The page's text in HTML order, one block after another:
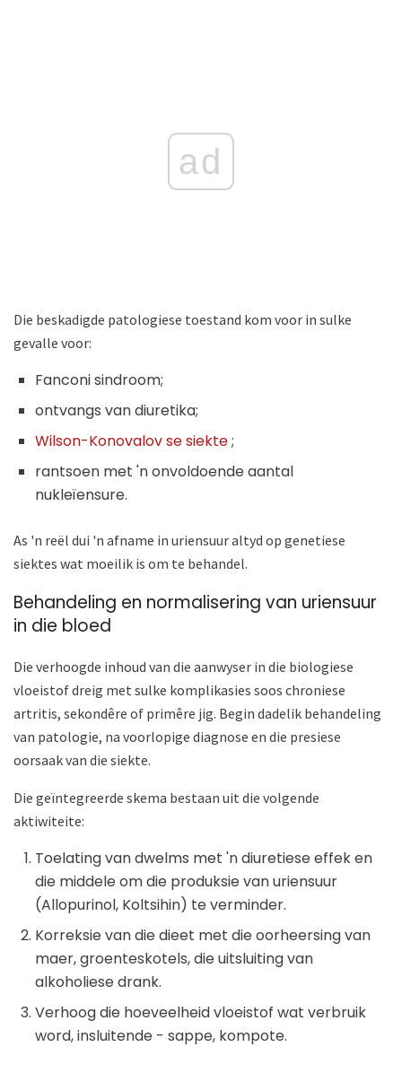
ad
Die beskadigde patologiese toestand kom voor in sulke
gevalle voor:
Fanconi sindroom;
ontvangs van diuretika;
Wilson-Konovalov se siekte;
rantsoen met 'n onvoldoende aantal
nukleïensure.
As 'n reël dui 'n afname in uriensuur altyd op genetiese
siektes wat moeilik is om te behandel.
Behandeling en normalisering van uriensuur
in die bloed
Die verhoogde inhoud van die aanwyser in die biologiese
vloeistof dreig met sulke komplikasies soos chroniese
artritis, sekondêre of primêre jig. Begin dadelik behandeling
van patologie, na voorlopige diagnose en die presiese
oorsaak van die siekte.
Die geïntegreerde skema bestaan ​​uit die volgende
aktiwiteite:
Toelating van dwelms met 'n diuretiese effek en
die middele om die produksie van uriensuur
(Allopurinol, Koltsihin) te verminder.
Korreksie van die dieet met die oorheersing van
maer, groenteskotels, die uitsluiting van
alkoholiese drank.
Verhoog die hoeveelheid vloeistof wat verbruik
word, insluitende - sappe, kompote.